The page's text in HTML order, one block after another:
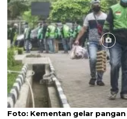
Foto
Foto: Kementan gelar